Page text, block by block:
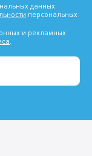
данных
персональных
и рекламных